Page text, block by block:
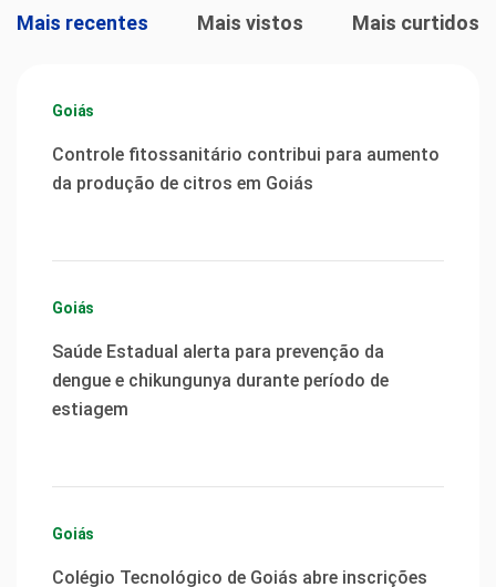
Mais recentes Mais vistos Mais curtidos
Goiás
Controle fitossanitário contribui para aumento
da produção de citros em Goiás
Goiás
Saúde Estadual alerta para prevenção da
dengue e chikungunya durante período de
estiagem
Goiás
Colégio Tecnológico de Goiás abre inscrições